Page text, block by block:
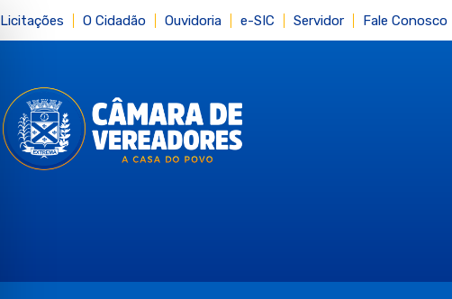
Licitações O Cidadão Ouvidoria e-SIC Servidor Fale Conosco